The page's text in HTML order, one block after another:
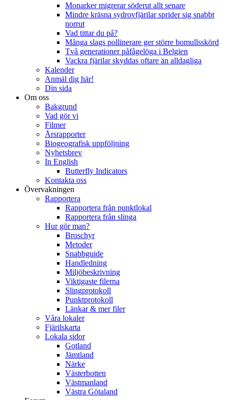
Monarker migrerar söderut allt senare
Mindre kräsna sydrovfjärilar sprider sig snabbt
norrut
Vad tittar du på?
Många slags pollinerare ger större bomullsskörd
Två generationer påfågelöga i Belgien
Vackra fjärilar skyddas oftare än alldagliga
Kalender
Anmäl dig här!
Din sida
Om oss
Bakgrund
Vad gör vi
Filmer
Årsrapporter
Biogeografisk uppföljning
Nyhetsbrev
In English
Butterfly Indicators
Kontakta oss
Övervakningen
Rapportera
Rapportera från punktlokal
Rapportera från slinga
Hur gör man?
Broschyr
Metoder
Snabbguide
Handledning
Miljöbeskrivning
Viktigaste filerna
Slingprotokoll
Punktprotokoll
Länkar & mer filer
Våra lokaler
Fjärilskarta
Lokala sidor
Gotland
Jämtland
Närke
Västerbotten
Västmanland
Västra Götaland